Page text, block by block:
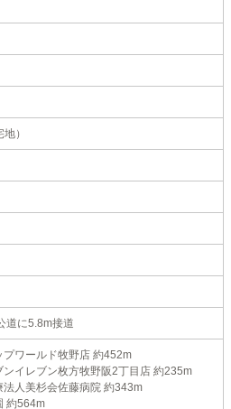
）
道に5.8m接道
プワールド牧野店 約452m
ンイレブン枚方牧野阪2丁目店 約235m
法人美杉会佐藤病院 約343m
約564m